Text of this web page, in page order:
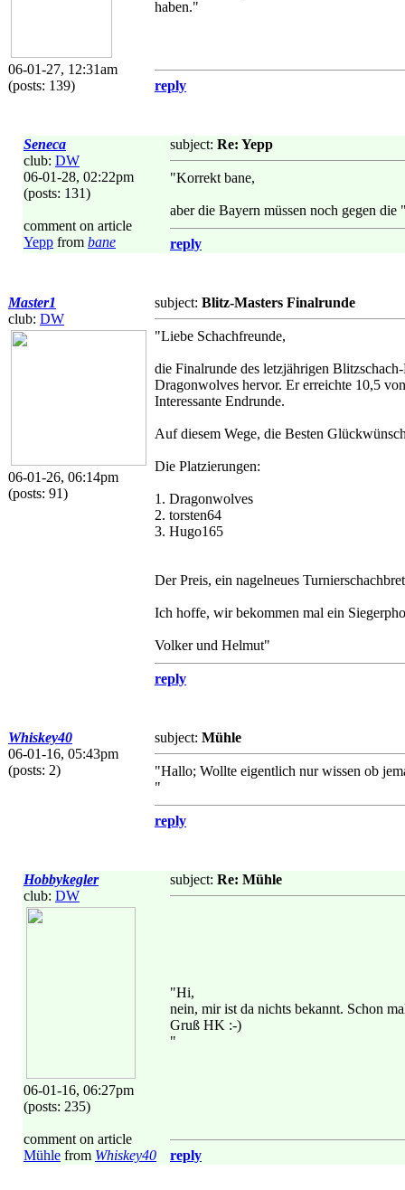
06-01-27, 12:31am
(posts: 139)
haben."
reply
Seneca
club: DW
06-01-28, 02:22pm
(posts: 131)
comment on article
Yepp from bane
subject: Re: Yepp
"Korrekt bane,
aber die Bayern müssen noch gegen
reply
Master1
club: DW
06-01-26, 06:14pm
(posts: 91)
subject: Blitz-Masters Finalrunde
"Liebe Schachfreunde,
die Finalrunde des letzjährigen
Dragonwolves hervor. Er erreichte 10,5
Interessante Endrunde.
Auf diesem Wege, die Besten
Die Platzierungen:
1. Dragonwolves
2. torsten64
3. Hugo165
Der Preis, ein nagelneues
Ich hoffe, wir bekommen mal ein
Volker und Helmut"
reply
Whiskey40
06-01-16, 05:43pm
(posts: 2)
subject: Mühle
"Hallo; Wollte eigentlich nur wissen ob
"
reply
Hobbykegler
club: DW
06-01-16, 06:27pm
(posts: 235)
comment on article
Mühle from Whiskey40
subject: Re: Mühle
"Hi,
nein, mir ist da nichts bekannt. Schon
Gruß HK :-)
"
reply